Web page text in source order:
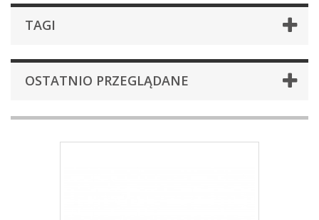
TAGI
OSTATNIO PRZEGLĄDANE